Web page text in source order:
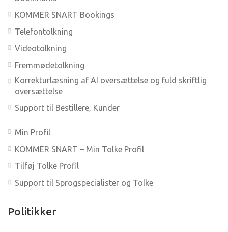
KOMMER SNART Bookings
Telefontolkning
Videotolkning
Fremmødetolkning
Korrekturlæsning af AI oversættelse og fuld skriftlig
oversættelse
Support til Bestillere, Kunder
Min Profil
KOMMER SNART – Min Tolke Profil
Tilføj Tolke Profil
Support til Sprogspecialister og Tolke
Politikker